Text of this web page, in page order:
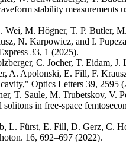
stability measurements
M. Högner, T. P. Butler,
N. Karpowicz, and I.
33, 1 (2025).
C. Jocher, T. Eidam,
A. Apolonski, E. Fill, F.
Optics Letters 39, 2595
T. Saule, M. Trubetskov, V.
in free-space
L. Fürst, E. Fill, D. Gerz, C.
16, 692–697 (2022).